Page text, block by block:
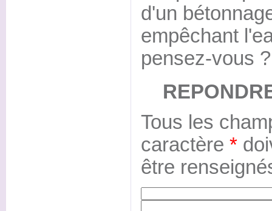
d'un
empêchant
pensez-vous
Tous les
caractère *
être